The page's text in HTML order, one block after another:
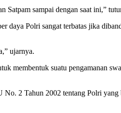
Satpam sampai dengan saat ini,”
daya Polri sangat terbatas jika
ujarnya.
membentuk suatu pengamanan
2 Tahun 2002 tentang Polri